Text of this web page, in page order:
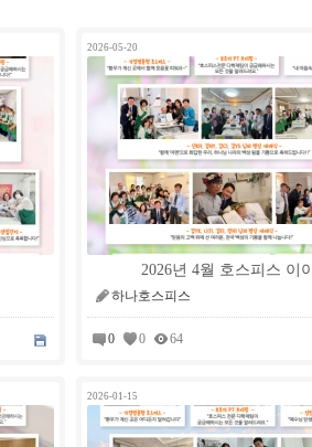
2026-05-20
2026년 4월 호스피스 이
하나호스피스
0 0 64
2026-01-15